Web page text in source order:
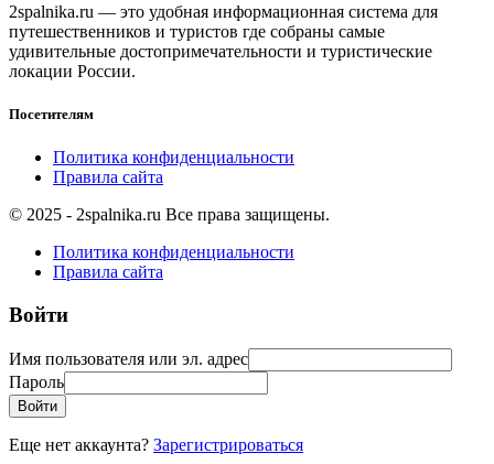
2spalnika.ru — это удобная информационная система для
путешественников и туристов где собраны самые
удивительные достопримечательности и туристические
локации России.
Посетителям
Политика конфиденциальности
Правила сайта
© 2025 - 2spalnika.ru Все права защищены.
Политика конфиденциальности
Правила сайта
Войти
Имя пользователя или эл. адрес
Пароль
Войти
Еще нет аккаунта? Зарегистрироваться